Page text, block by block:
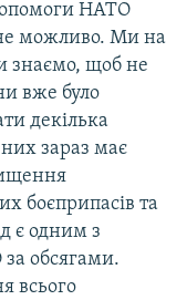
НАТО
можливо. Ми на
знаємо, щоб не
вже було
декілька
зараз має
боєприпасів та
є одним з
обсягами.
всього